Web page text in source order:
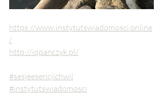
https://www.instytutswiadomosci.online
/
http://iqpanczyk.pl/
#sesjeesencjichwil
#instytutswiadomosci